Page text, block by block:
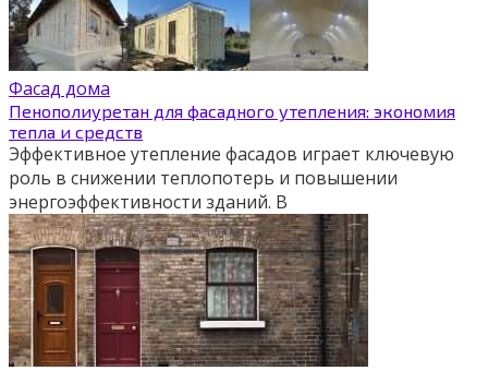
Фасад дома
Пенополиуретан для фасадного утепления: экономия
тепла и средств
Эффективное утепление фасадов играет ключевую
роль в снижении теплопотерь и повышении
энергоэффективности зданий. В